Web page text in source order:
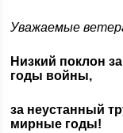
Уважаемые
Низкий поклон
годы войны,
за неустанный
мирные годы!